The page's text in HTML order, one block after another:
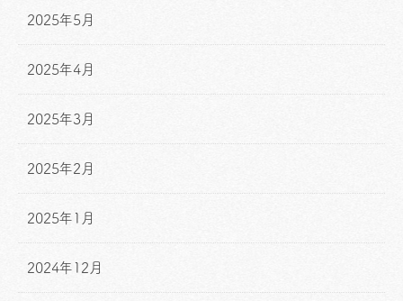
2025年5月
2025年4月
2025年3月
2025年2月
2025年1月
2024年12月